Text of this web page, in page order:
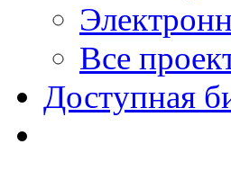
Все
Доступная